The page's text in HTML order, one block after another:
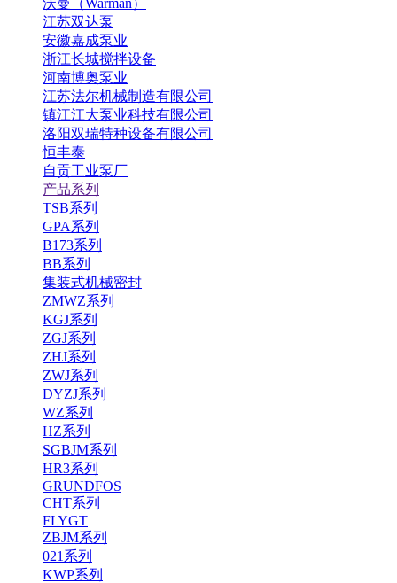
沃曼（Warman）
江苏双达泵
安徽嘉成泵业
浙江长城搅拌设备
河南博奥泵业
江苏法尔机械制造有限公司
镇江江大泵业科技有限公司
洛阳双瑞特种设备有限公司
恒丰泰
自贡工业泵厂
产品系列
TSB系列
GPA系列
B173系列
BB系列
集装式机械密封
ZMWZ系列
KGJ系列
ZGJ系列
ZHJ系列
ZWJ系列
DYZJ系列
WZ系列
HZ系列
SGBJM系列
HR3系列
GRUNDFOS
CHT系列
FLYGT
ZBJM系列
021系列
KWP系列